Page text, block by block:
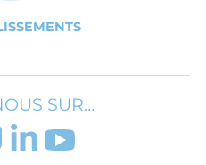
SUR…
LINKEDIN
YOUTUBE